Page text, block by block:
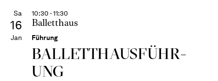
Sa
16
Jan
10:30 - 11:30
Balletthaus
Führung
BALLETT­HAUS­FÜHR­
UNG